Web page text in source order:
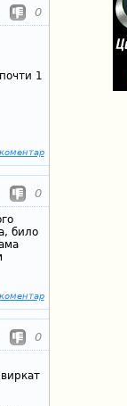
0
1
0
било
0